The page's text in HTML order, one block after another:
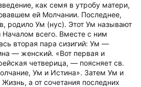
как семя в утробу матери,
ей Молчании. Последнее,
родило Ум (нус). Этот Ум называют
всего. Вместе с ним
вторая пара сизигий: Ум —
— женский. «Вот первая и
четверица, — поясняет св.
Ум и Истина». Затем Ум и
а от сочетания последних